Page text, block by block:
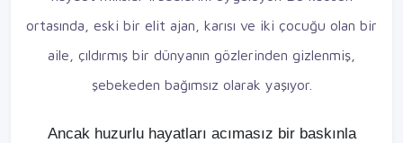
ortasında, eski bir elit ajan, karısı ve iki çocuğu olan bir
aile, çıldırmış bir dünyanın gözlerinden gizlenmiş,
şebekeden bağımsız olarak yaşıyor.
Ancak huzurlu hayatları acımasız bir baskınla